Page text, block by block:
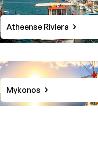
Atheense Riviera
Mykonos